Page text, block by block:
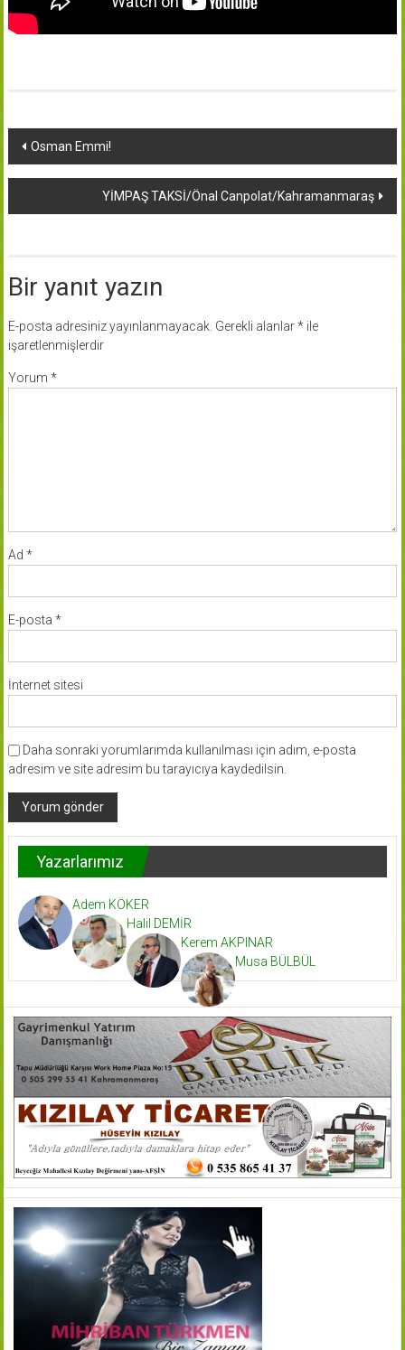
Yazı
dolaşımı
Osman Emmi!
YİMPAŞ TAKSİ/Önal Canpolat/Kahramanmaraş
Bir yanıt yazın
E-posta adresiniz yayınlanmayacak. Gerekli alanlar*ile
işaretlenmişlerdir
Yorum *
Ad *
E-posta *
İnternet sitesi
Daha sonraki yorumlarımda kullanılması için adım, e-posta
adresim ve site adresim bu tarayıcıya kaydedilsin.
Yazarlarımız
Adem KÖKER
Halil DEMİR
Kerem AKPINAR
Musa BÜLBÜL